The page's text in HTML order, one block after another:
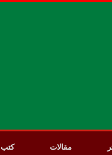
مقالات كتب